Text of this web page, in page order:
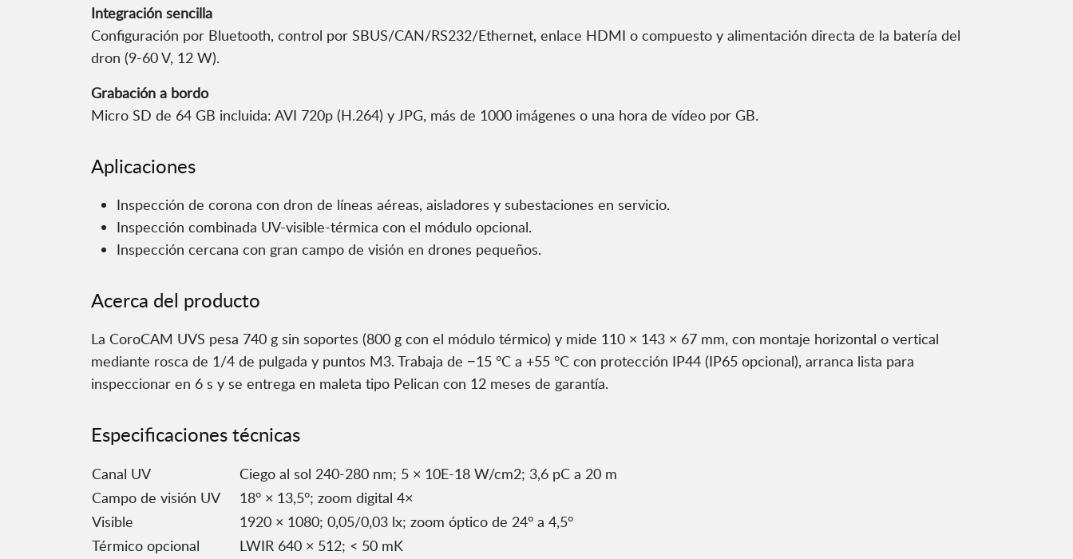
Integración sencilla
Configuración por Bluetooth, control por SBUS/CAN/RS232/Ethernet, enlace HDMI o compuesto y alimentación directa de la batería del
dron (9-60 V, 12 W).
Grabación a bordo
Micro SD de 64 GB incluida: AVI 720p (H.264) y JPG, más de 1000 imágenes o una hora de vídeo por GB.
Aplicaciones
Inspección de corona con dron de líneas aéreas, aisladores y subestaciones en servicio.
Inspección combinada UV-visible-térmica con el módulo opcional.
Inspección cercana con gran campo de visión en drones pequeños.
Acerca del producto
La CoroCAM UVS pesa 740 g sin soportes (800 g con el módulo térmico) y mide 110 × 143 × 67 mm, con montaje horizontal o vertical
mediante rosca de 1/4 de pulgada y puntos M3. Trabaja de −15 °C a +55 °C con protección IP44 (IP65 opcional), arranca lista para
inspeccionar en 6 s y se entrega en maleta tipo Pelican con 12 meses de garantía.
Especificaciones técnicas
Canal UV
Ciego al sol 240-280 nm; 5 × 10E-18 W/cm2; 3,6 pC a 20 m
Campo de visión UV
18° × 13,5°; zoom digital 4×
Visible
1920 × 1080; 0,05/0,03 lx; zoom óptico de 24° a 4,5°
Térmico opcional
LWIR 640 × 512; < 50 mK